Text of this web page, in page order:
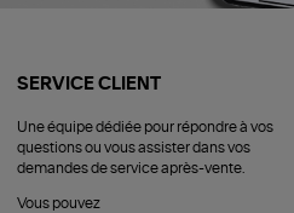
SERVICE CLIENT
Une équipe dédiée pour répondre à vos
questions ou vous assister dans vos
demandes de service après-vente.
Vous pouvez